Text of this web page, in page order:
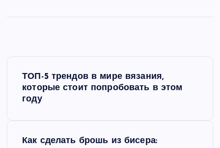
ТОП-5 трендов в мире вязания,
которые стоит попробовать в этом
году
Как сделать брошь из бисера: